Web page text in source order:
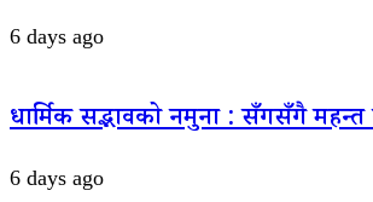
6 days ago
धार्मिक सद्भावको नमुना : सँगसँगै महन्त
6 days ago